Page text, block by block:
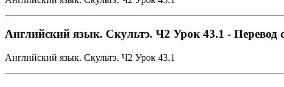
Английский язык. Скультэ. Ч2 Урок 43.1 - Перевод
Английский язык. Скультэ. Ч2 Урок 43.1